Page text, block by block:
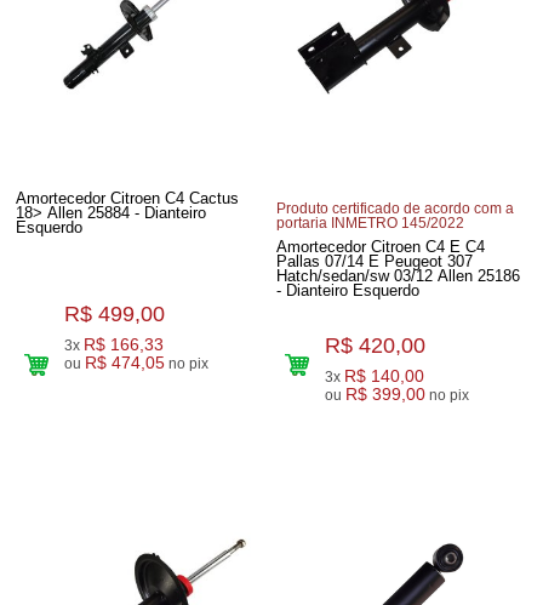
Amortecedor Citroen C4 Cactus
18> Allen 25884 - Dianteiro
Esquerdo
R$ 499,00
3x R$ 166,33
ou R$ 474,05 no pix
Produto certificado de acordo com a
portaria INMETRO 145/2022
Amortecedor Citroen C4 E C4
Pallas 07/14 E Peugeot 307
Hatch/sedan/sw 03/12 Allen 25186
- Dianteiro Esquerdo
R$ 420,00
3x R$ 140,00
ou R$ 399,00 no pix